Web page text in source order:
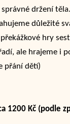
držení
důležité
hry
ale hrajeme i
přání dětí)
1200 Kč (podle